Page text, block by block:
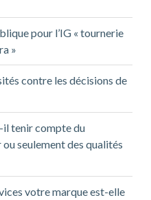
pour l’IG « tournerie
»
contre les décisions de
il tenir compte du
seulement des qualités
votre marque est-elle